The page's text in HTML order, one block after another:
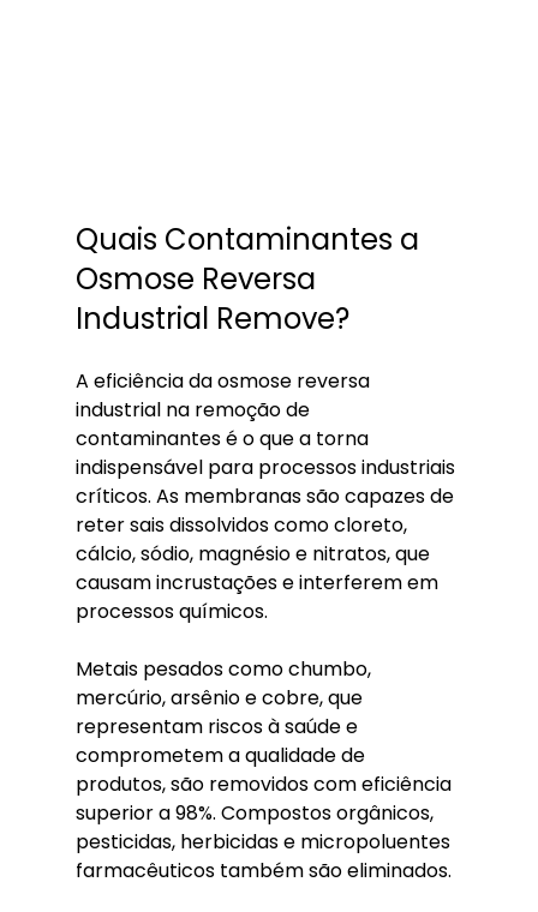
Quais Contaminantes a
Osmose Reversa
Industrial Remove?
A eficiência da osmose reversa
industrial na remoção de
contaminantes é o que a torna
indispensável para processos industriais
críticos. As membranas são capazes de
reter sais dissolvidos como cloreto,
cálcio, sódio, magnésio e nitratos, que
causam incrustações e interferem em
processos químicos.
Metais pesados como chumbo,
mercúrio, arsênio e cobre, que
representam riscos à saúde e
comprometem a qualidade de
produtos, são removidos com eficiência
superior a 98%. Compostos orgânicos,
pesticidas, herbicidas e micropoluentes
farmacêuticos também são eliminados.